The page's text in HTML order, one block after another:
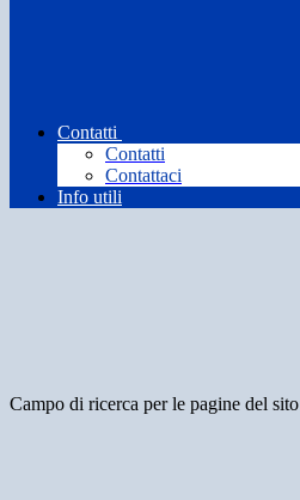
Contatti
Contatti
Contattaci
Info utili
Campo di ricerca per le pagine del sito